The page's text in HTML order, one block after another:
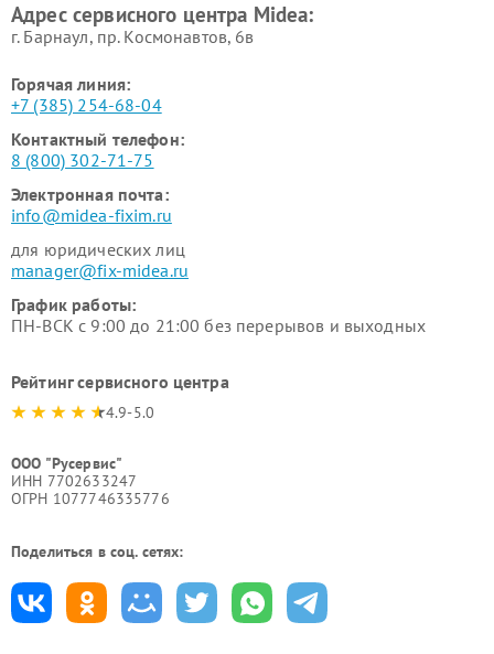
Midea
Адрес сервисного центра Midea:
г. Барнаул, ​пр. Космонавтов, 6в
Горячая линия:
+7 (385) 254-68-04
Контактный телефон:
8 (800) 302-71-75
Электронная почта:
info@midea-fixim.ru
для юридических лиц
manager@fix-midea.ru
График работы:
ПН-ВСК с 9:00 до 21:00 без перерывов и выходных
Рейтинг сервисного центра
4.9-5.0
ООО "Русервис"
ИНН 7702633247
ОГРН 1077746335776
Поделиться в соц. сетях: